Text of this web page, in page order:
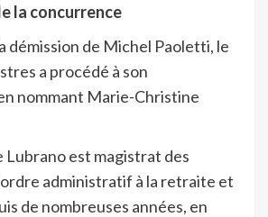
la concurrence
démission de Michel Paoletti, le
a procédé à son
nommant Marie-Christine
est magistrat des
administratif à la retraite et
de nombreuses années, en